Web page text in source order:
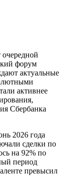
форум
актуальные
активнее
Сбербанка
2026 года
сделки по
на 92% по
период
превысил